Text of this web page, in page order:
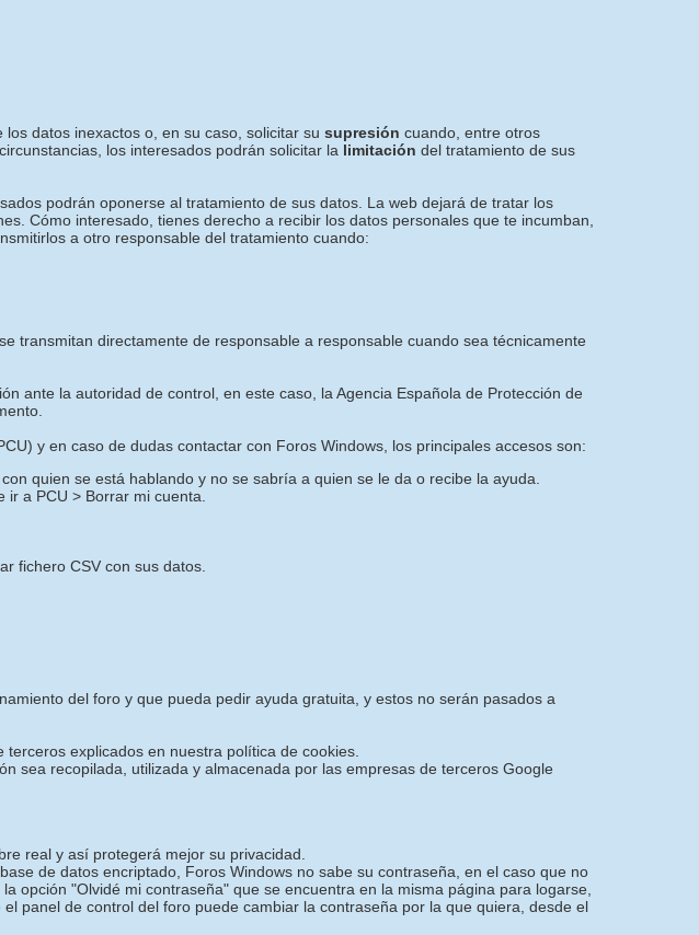
los datos inexactos o, en su caso, solicitar su supresión cuando, entre otros
los interesados podrán solicitar la limitación del tratamiento de sus
podrán oponerse al tratamiento de sus datos. La web dejará de tratar los
Cómo interesado, tienes derecho a recibir los datos personales que te incumban,
a otro responsable del tratamiento cuando:
transmitan directamente de responsable a responsable cuando sea técnicamente
ante la autoridad de control, en este caso, la Agencia Española de Protección de
y en caso de dudas contactar con Foros Windows, los principales accesos son:
quien se está hablando y no se sabría a quien se le da o recibe la ayuda.
a PCU > Borrar mi cuenta.
fichero CSV con sus datos.
del foro y que pueda pedir ayuda gratuita, y estos no serán pasados a
explicados en nuestra política de cookies.
sea recopilada, utilizada y almacenada por las empresas de terceros Google
real y así protegerá mejor su privacidad.
de datos encriptado, Foros Windows no sabe su contraseña, en el caso que no
opción "Olvidé mi contraseña" que se encuentra en la misma página para logarse,
panel de control del foro puede cambiar la contraseña por la que quiera, desde el